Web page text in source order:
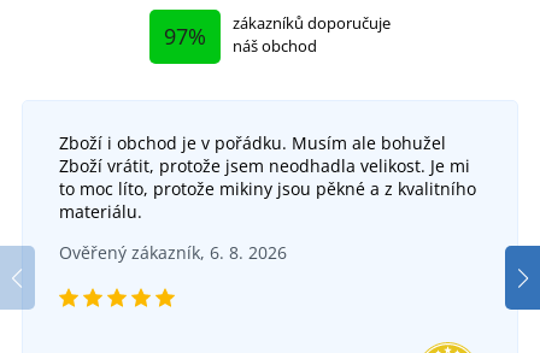
97%
zákazníků doporučuje
náš obchod
Zboží i obchod je v pořádku. Musím ale bohužel
Zboží vrátit, protože jsem neodhadla velikost. Je mi
to moc líto, protože mikiny jsou pěkné a z kvalitního
materiálu.
Ověřený zákazník, 6. 8. 2026